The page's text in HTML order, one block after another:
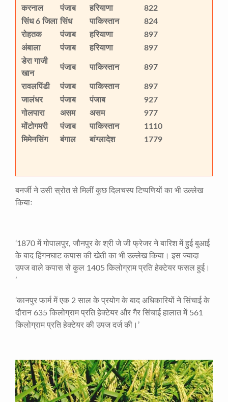
करनाल पंजाब हरियाणा
822
सिंध 6 जिला सिंध पाकिस्तान
824
रोहतक
पंजाब हरियाणा
897
अंबाला
पंजाब हरियाणा
897
डेरा गाजी
खान
पंजाब पाकिस्तान 897
रावलपिंडी पंजाब पाकिस्तान
897
जालंधर
पंजाब पंजाब
927
गोलपारा
असम असम
977
मोंटोगमरी
पंजाब पाकिस्तान
1110
मिमेनसिंग
बंगाल बांग्लादेश 1779
बनर्जी ने उसी स्रोत से मिलीं कुछ दिलचस्प टिप्पणियों का भी उल्लेख
कियाः
‘1870 में गोपालपुर, जौनपुर के श्री जे जी फ्रेजर ने बारिश में हुई बुआई
के बाद हिंगनघाट कपास की खेती का भी उल्लेख किया। इस ज्यादा
उपज वाले कपास से कुल 1405 किलोग्राम प्रति हेक्टेयर फसल हुई।
’
‘कानपुर फार्म में एक 2 साल के प्रयोग के बाद अधिकारियों ने सिंचाई के
दौरान 635 किलोग्राम प्रति हेक्टेयर और गैर सिंचाई हालात में 561
किलोग्राम प्रति हेक्टेयर की उपज दर्ज की।’